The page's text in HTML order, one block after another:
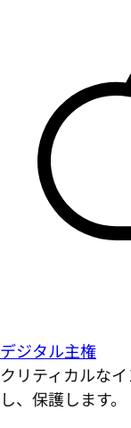
デジタル主権
クリティカルな
し、保護します。